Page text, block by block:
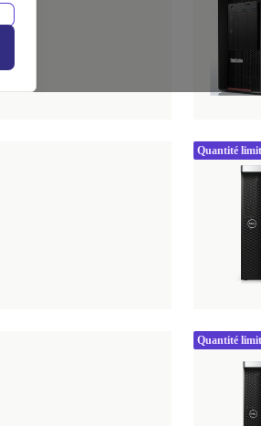
Quantité
Quantité